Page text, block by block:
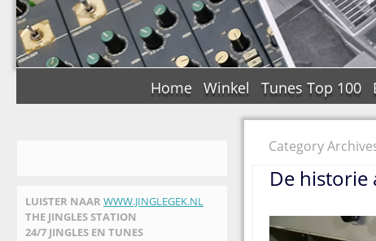
Home Winkel Tunes Top 100
LUISTER NAAR WWW.JINGLEGEK.NL
THE JINGLES STATION
24/7 JINGLES EN TUNES
Category
De historie